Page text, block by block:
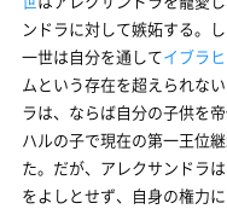
ンドラに対して嫉妬する。
一世は自分を通してイブラ
ムという存在を超えられな
ラは、ならば自分の子供を
ハルの子で現在の第一王位継
た。だが、アレクサンドラ
をよしとせず、自身の権力